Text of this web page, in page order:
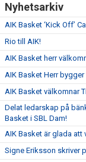
Nyhetsarkiv
AIK Basket ‘Kick Off’
Rio till AIK!
AIK Basket herr
AIK Basket Herr bygger
AIK Basket välkomnar
Delat ledarskap på
Basket i SBL Dam!
AIK Basket är glada
Signe Eriksson skriver